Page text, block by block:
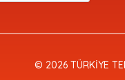
© 2026 TÜRKİYE